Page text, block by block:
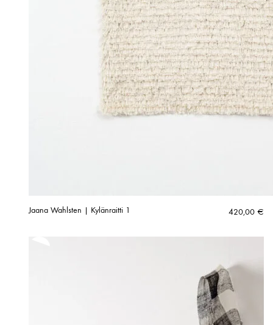
Jaana Wahlsten | Kylänraitti 1 420,00 €